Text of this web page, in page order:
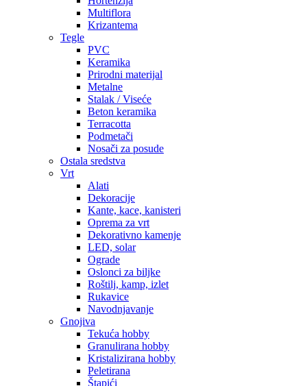
Multiflora
Krizantema
Tegle
PVC
Keramika
Prirodni materijal
Metalne
Stalak / Viseće
Beton keramika
Terracotta
Podmetači
Nosači za posude
Ostala sredstva
Vrt
Alati
Dekoracije
Kante, kace, kanisteri
Oprema za vrt
Dekorativno kamenje
LED, solar
Ograde
Oslonci za biljke
Roštilj, kamp, izlet
Rukavice
Navodnjavanje
Gnojiva
Tekuća hobby
Granulirana hobby
Kristalizirana hobby
Peletirana
Štapići